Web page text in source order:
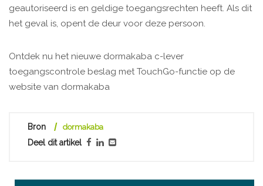
geautoriseerd is en geldige toegangsrechten heeft. Als dit
het geval is, opent de deur voor deze persoon.
Ontdek nu het nieuwe dormakaba c-lever
toegangscontrole beslag met TouchGo-functie op de
website van dormakaba
Bron dormakaba
Deel dit artikel